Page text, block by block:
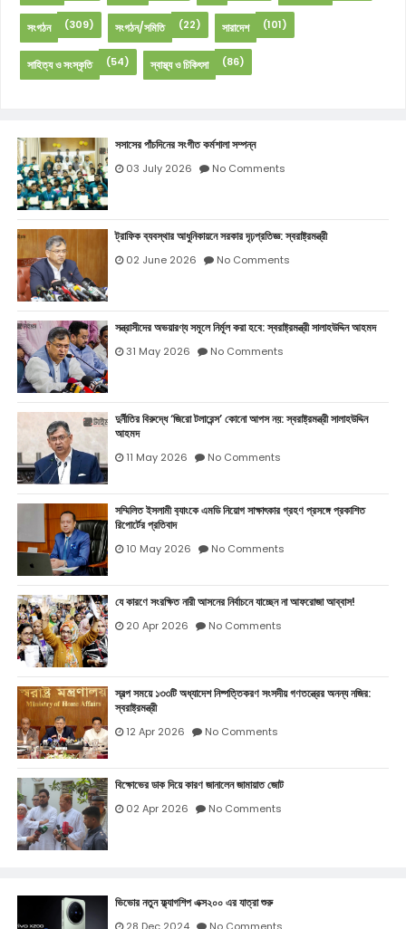
সংগঠন (309) সংগঠন/সমিতি (22) সারাদেশ (101)
সাহিত্য ও সংস্কৃতি (54) স্বাস্থ্য ও চিকিৎসা (86)
সসাসের পাঁচদিনের সংগীত কর্মশালা সম্পন্ন
03 July 2026 No Comments
ট্রাফিক ব্যবস্থার আধুনিকায়নে সরকার দৃঢ়প্রতিজ্ঞ: স্বরাষ্ট্রমন্ত্রী
02 June 2026 No Comments
সন্ত্রাসীদের অভয়ারণ্য সমূলে নির্মূল করা হবে: স্বরাষ্ট্রমন্ত্রী সালাহউদ্দিন আহমদ
31 May 2026 No Comments
দুর্নীতির বিরুদ্ধে ‘জিরো টলারেন্স’ কোনো আপস নয়: স্বরাষ্ট্রমন্ত্রী সালাহউদ্দিন
আহমদ
11 May 2026 No Comments
সম্মিলিত ইসলামী ব‍্যাংকে এমডি নিয়োগ সাক্ষাৎকার গ্রহণ প্রসঙ্গে প্রকাশিত
রিপোর্টের প্রতিবাদ
10 May 2026 No Comments
যে কারণে সংরক্ষিত নারী আসনের নির্বাচনে যাচ্ছেন না আফরোজা আব্বাস!
20 Apr 2026 No Comments
স্বল্প সময়ে ১৩৩টি অধ্যাদেশ নিষ্পত্তিকরণ সংসদীয় গণতন্ত্রের অনন্য নজির:
স্বরাষ্ট্রমন্ত্রী
12 Apr 2026 No Comments
বিক্ষোভের ডাক দিয়ে কারণ জানালেন জামায়াত জোট
02 Apr 2026 No Comments
ভিভোর নতুন ফ্ল্যাগশিপ এক্স২০০ এর যাত্রা শুরু